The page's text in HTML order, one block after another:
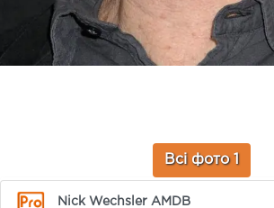
Всі фото 1
Nick Wechsler AMDB